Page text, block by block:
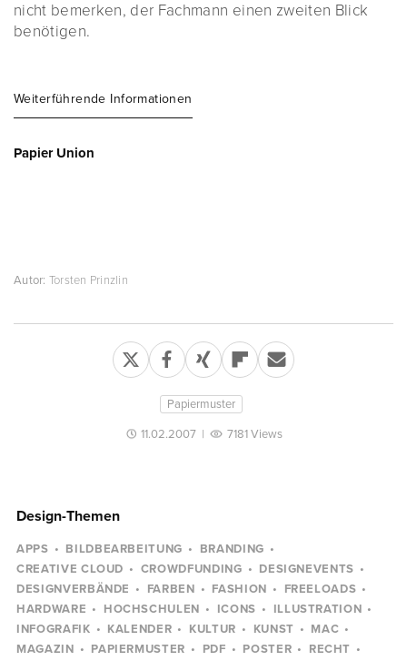
nicht bemerken, der Fachmann einen zweiten Blick
benötigen.
Weiterführende Informationen
Papier Union
Autor: Torsten Prinzlin
Papiermuster
11.02.2007| 7181 Views
Design-Themen
APPS BILDBEARBEITUNG
BRANDING
CREATIVE CLOUD
CROWDFUNDING
DESIGNEVENTS
DESIGNVERBÄNDE
FARBEN FASHION
FREELOADS
HARDWARE
HOCHSCHULEN ICONS
ILLUSTRATION
INFOGRAFIK
KALENDER KULTUR KUNST
MAC
MAGAZIN
PAPIERMUSTER PDF POSTER
RECHT